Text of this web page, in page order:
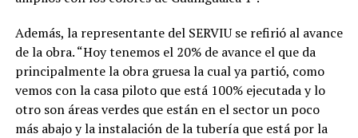
Además, la representante del SERVIU se refirió al avance
de la obra. “Hoy tenemos el 20% de avance el que da
principalmente la obra gruesa la cual ya partió, como
vemos con la casa piloto que está 100% ejecutada y lo
otro son áreas verdes que están en el sector un poco
más abajo y la instalación de la tubería que está por la